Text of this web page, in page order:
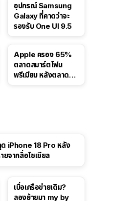
อุปกรณ์ Samsung
Galaxy ที่คาดว่าจะ
รองรับ One UI 9.5
Apple ครอง 65%
ตลาดสมาร์ตโฟน
พรีเมียม หลังตลาดทำ
iPhone 18 Pro หลัง
จากสื่อโซเชียล
เบื่อเครือข่ายเดิม?
ลองย้ายมา my by